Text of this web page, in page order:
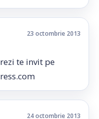
23 octombrie 2013
te invit pe
24 octombrie 2013